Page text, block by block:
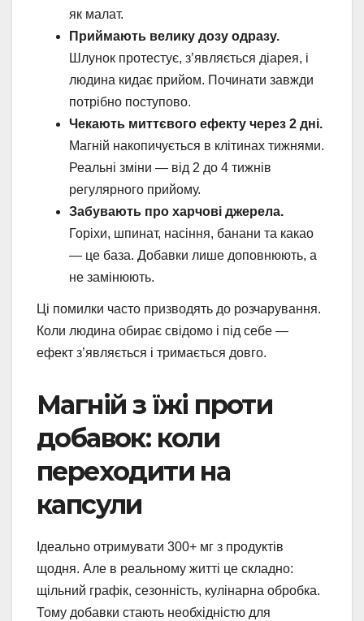
як малат.
Приймають велику дозу одразу.
Шлунок протестує, з’являється діарея, і
людина кидає прийом. Починати завжди
потрібно поступово.
Чекають миттєвого ефекту через 2 дні.
Магній накопичується в клітинах тижнями.
Реальні зміни — від 2 до 4 тижнів
регулярного прийому.
Забувають про харчові джерела.
Горіхи, шпинат, насіння, банани та какао
— це база. Добавки лише доповнюють, а
не замінюють.
Ці помилки часто призводять до розчарування.
Коли людина обирає свідомо і під себе —
ефект з’являється і тримається довго.
Магній з їжі проти
добавок: коли
переходити на
капсули
Ідеально отримувати 300+ мг з продуктів
щодня. Але в реальному житті це складно:
щільний графік, сезонність, кулінарна обробка.
Тому добавки стають необхідністю для